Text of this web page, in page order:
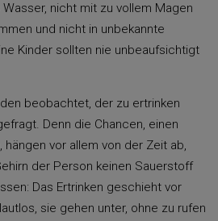
nicht mit zu vollem Magen
und nicht in unbekannte
Kinder sollten nie unbeaufsichtigt
beobachtet, der zu ertrinken
Denn die Chancen, einen
hängen vor allem von der Zeit ab,
der Person keinen Sauerstoff
Das Ertrinken geschieht vor
sie gehen unter, ohne zu rufen